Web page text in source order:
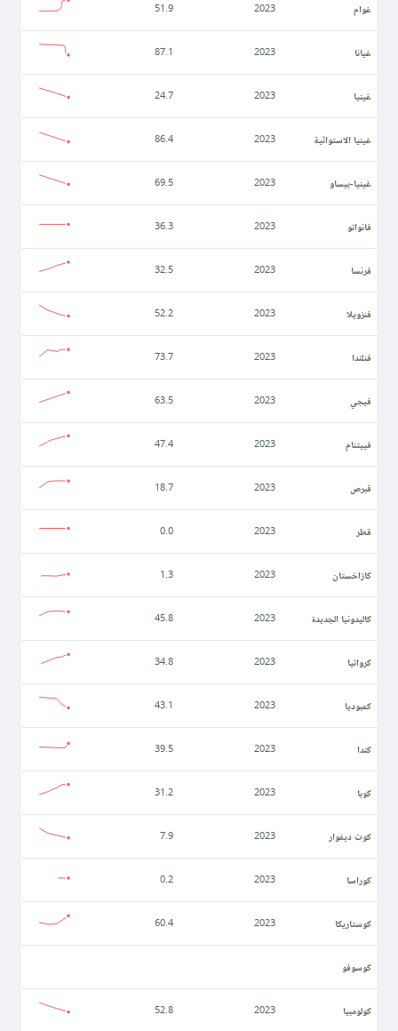
غوام 2023
51.9
غيانا 2023
87.1
غينيا 2023
24.7
غينيا الاستوائية 2023
86.4
غينيا-بيساو 2023
69.5
فانواتو 2023
36.3
فرنسا 2023
32.5
فنزويلا 2023
52.2
فنلندا 2023
73.7
فيجي 2023
63.5
فييتنام 2023
47.4
قبرص 2023
18.7
قطر 2023
0.0
كازاخستان 2023
1.3
كاليدونيا الجديدة 2023
45.8
كرواتيا 2023
34.8
كمبوديا 2023
43.1
كندا 2023
39.5
كوبا 2023
31.2
كوت ديفوار 2023
7.9
كوراسا 2023
0.2
كوستاريكا 2023
60.4
كوسوفو
كولومبيا 2023
52.8